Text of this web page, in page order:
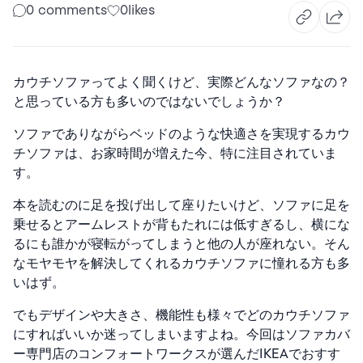
0 comments 0 likes
カウチソファってよく聞くけど、実際どんなソファなの？
と思っている方も多いのではないでしょうか？
ソファでありながらベッドのような快適さを実現するカウ
チソファは、お家時間が増えた今、特に注目されていま
す。
本を読むのに足を投げ出して座りたいけど、ソファに足を
乗せるとアームレストが背もたれには低すぎるし、横にな
るにも誰かが寝転がってしまうと他の人が座れない。そん
なモヤモヤを解決してくれるカウチソファに憧れる方も多
いはず。
でもデザインや大きさ、機能性も様々でどのカウチソファ
にすればいいか迷ってしまいますよね。 今回はソファカバ
ー専門店のコンフォートワークスが選んだIKEAでおすす